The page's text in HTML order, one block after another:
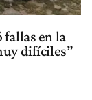
fallas en la
difíciles”